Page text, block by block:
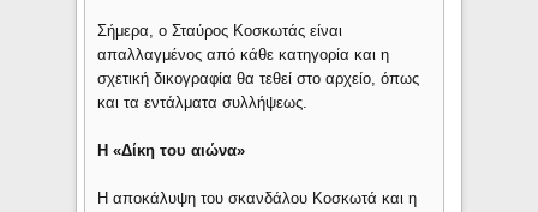
Σήμερα, ο Σταύρος Κοσκωτάς είναι
απαλλαγμένος από κάθε κατηγορία και η
σχετική δικογραφία θα τεθεί στο αρχείο, όπως
και τα εντάλματα συλλήψεως.
Η «Δίκη του αιώνα»
Η αποκάλυψη του σκανδάλου Κοσκωτά και η